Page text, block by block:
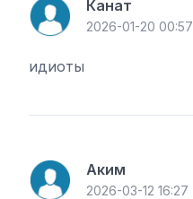
Канат
2026-01-20 00:57
идиоты
Аким
2026-03-12 16:27